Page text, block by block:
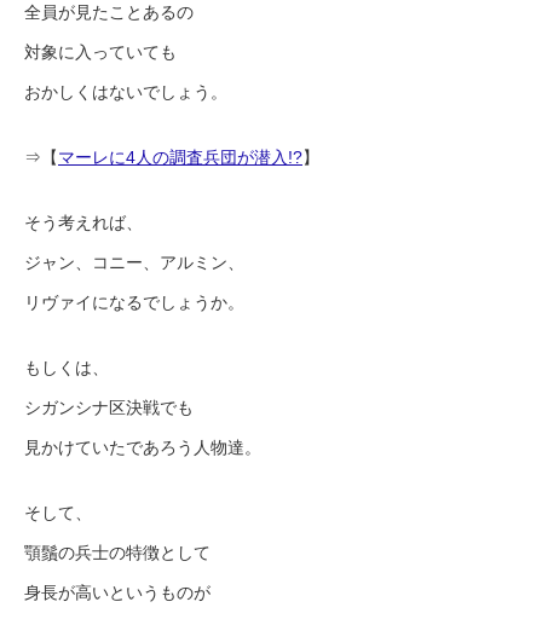
全員が見たことあるの
対象に入っていても
おかしくはないでしょう。
⇒【マーレに4人の調査兵団が潜入!?】
そう考えれば、
ジャン、コニー、アルミン、
リヴァイになるでしょうか。
もしくは、
シガンシナ区決戦でも
見かけていたであろう人物達。
そして、
顎鬚の兵士の特徴として
身長が高いというものが